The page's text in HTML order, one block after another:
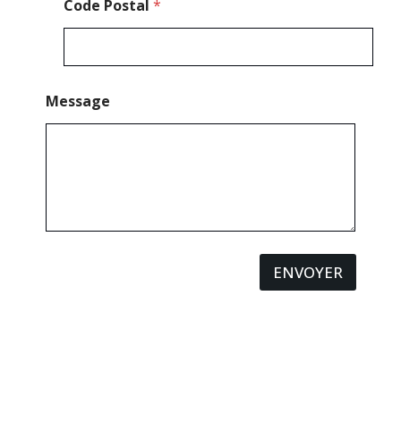
Code Postal *
Message
ENVOYER